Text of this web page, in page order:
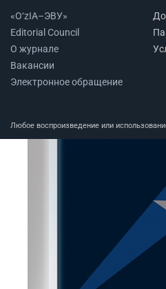
«O‘zIA–ЭВУ»
Editorial Council
О журнале
Вакансии
Электронное обращение
Любое воспроизведение или